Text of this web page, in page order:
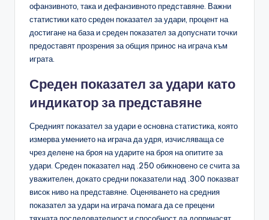
офанзивното, така и дефанзивното представяне. Важни
статистики като среден показател за удари, процент на
достигане на база и среден показател за допуснати точки
предоставят прозрения за общия принос на играча към
играта.
Среден показател за удари като
индикатор за представяне
Средният показател за удари е основна статистика, която
измерва умението на играча да удря, изчисляваща се
чрез делене на броя на ударите на броя на опитите за
удари. Среден показател над .250 обикновено се счита за
уважителен, докато средни показатели над .300 показват
висок ниво на представяне. Оценяването на средния
показател за удари на играча помага да се прецени